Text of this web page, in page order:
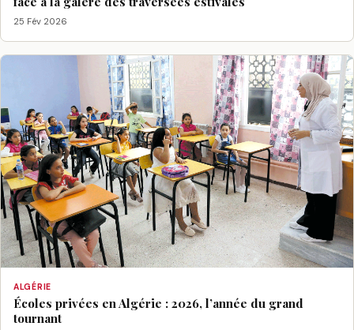
25 Fév 2026
ALGÉRIE
Écoles privées en Algérie : 2026, l’année du grand
tournant